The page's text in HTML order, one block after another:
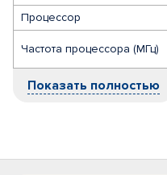
Процессор
Частота процессора (МГц)
Показать полностью